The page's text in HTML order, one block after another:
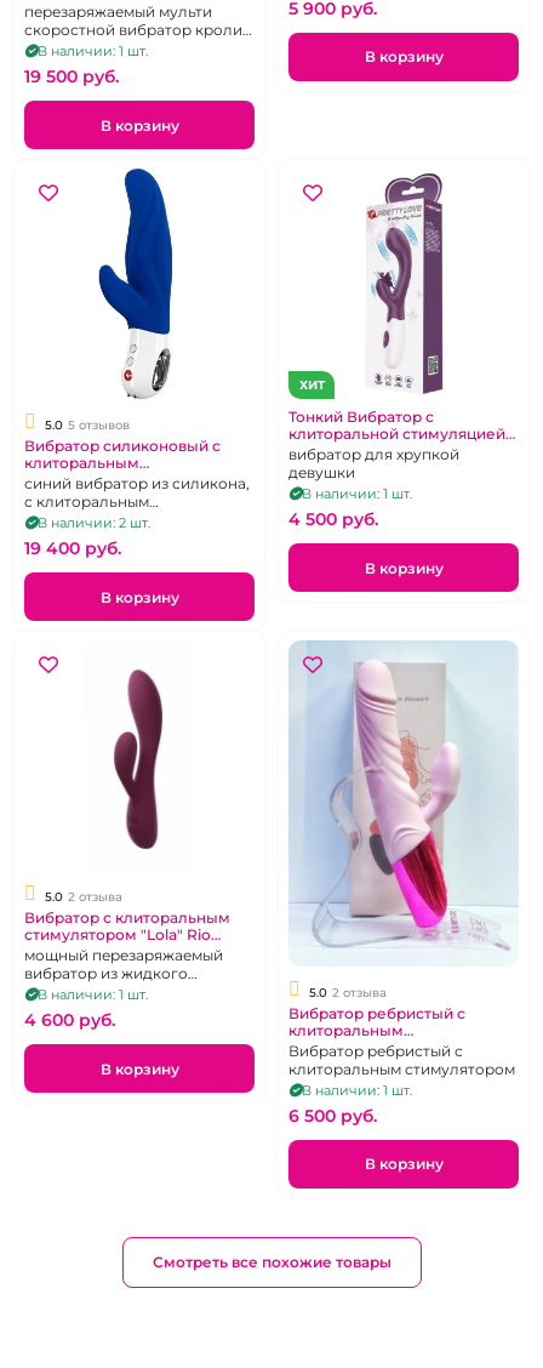
перезаряжаемый мульти
скоростной вибратор кролик
из бесшовного материала с
дополнительной обработкой
В наличии: 1 шт.
19 500 pуб.
В корзину
5 900 pуб.
В корзину
5.0 5 отзывов
Вибратор силиконовый с
клиторальным
стимулятором "Fun Factory"
Lady Bi синий
синий вибратор из силикона,
с клиторальным
стимулятором,
перезаряжаемый
В наличии: 2 шт.
19 400 pуб.
В корзину
ХИТ
Тонкий Вибратор с
клиторальной стимуляцией
"Pretty Love" Butterfly kiss
вибратор для хрупкой
девушки
В наличии: 1 шт.
4 500 pуб.
В корзину
5.0 2 отзыва
Вибратор с клиторальным
стимулятором "Lola" Rio
Sunset
мощный перезаряжаемый
вибратор из жидкого
силикона, гибкий,
изысканный винный цвет, 10
режимов,
водонепроницаемый
В наличии: 1 шт.
4 600 pуб.
В корзину
5.0 2 отзыва
Вибратор ребристый с
клиторальным
стимулятором "Удачное
решение"
Вибратор ребристый с
клиторальным стимулятором
В наличии: 1 шт.
6 500 pуб.
В корзину
Смотреть все похожие товары